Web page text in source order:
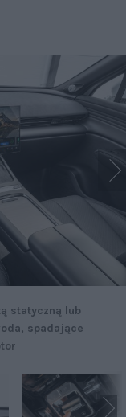
statyczną lub
spadające